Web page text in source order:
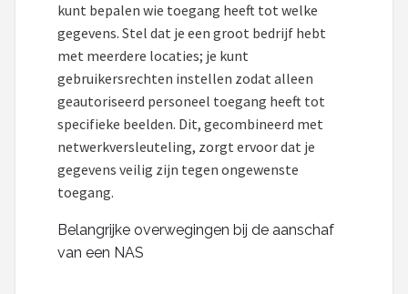
kunt bepalen wie toegang heeft tot welke
gegevens. Stel dat je een groot bedrijf hebt
met meerdere locaties; je kunt
gebruikersrechten instellen zodat alleen
geautoriseerd personeel toegang heeft tot
specifieke beelden. Dit, gecombineerd met
netwerkversleuteling, zorgt ervoor dat je
gegevens veilig zijn tegen ongewenste
toegang.
Belangrijke overwegingen bij de aanschaf
van een NAS